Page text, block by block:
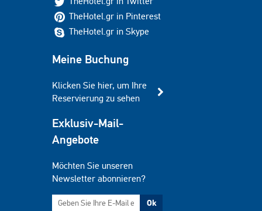
TheHotel.gr in Pinterest
TheHotel.gr in Skype
Meine Buchung
Klicken Sie hier, um Ihre
Reservierung zu sehen
Exklusiv-Mail-
Angebote
Möchten Sie unseren
Newsletter abonnieren?
Ok